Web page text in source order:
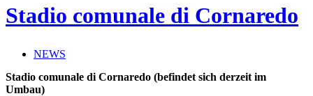
NEWS
Stadio comunale di Cornaredo
Stadio comunale di Cornaredo (befindet sich derzeit im
Umbau)